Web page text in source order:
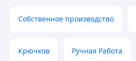
Собственное производство
Крючков Ручная Работа